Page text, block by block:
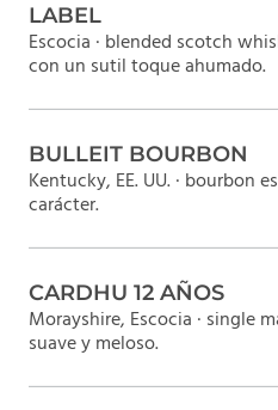
LABEL
Escocia · blended scotch
con un sutil toque ahumado.
BULLEIT BOURBON
Kentucky, EE. UU. · bourbon
carácter.
CARDHU 12 AÑOS
Morayshire, Escocia · single
suave y meloso.